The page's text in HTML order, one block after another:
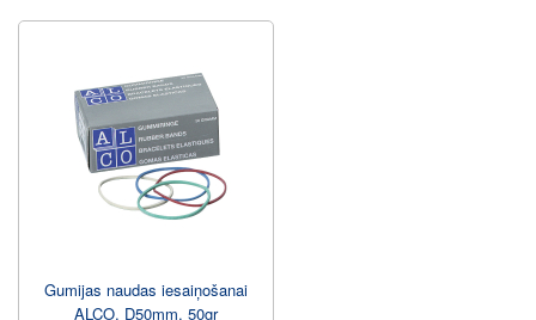
Gumijas naudas iesaiņošanai
ALCO, D50mm, 50gr